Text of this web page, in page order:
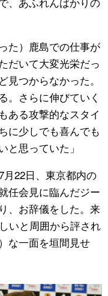
た）鹿島での仕事が
だいて大変光栄だっ
つからなかった。
。さらに伸びていく
ある攻撃的なスタイ
に少しでも喜んでも
と思っていた」
22日、東京都内の
任会見に臨んだジー
、お辞儀をした。来
いと周囲から評され
な一面を垣間見せ